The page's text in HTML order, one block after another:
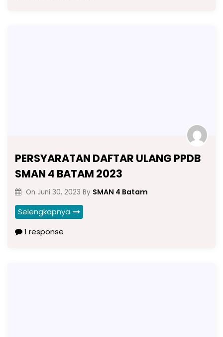
PERSYARATAN DAFTAR ULANG PPDB
SMAN 4 BATAM 2023
On Juni 30, 2023 By SMAN 4 Batam
Selengkapnya
1 response